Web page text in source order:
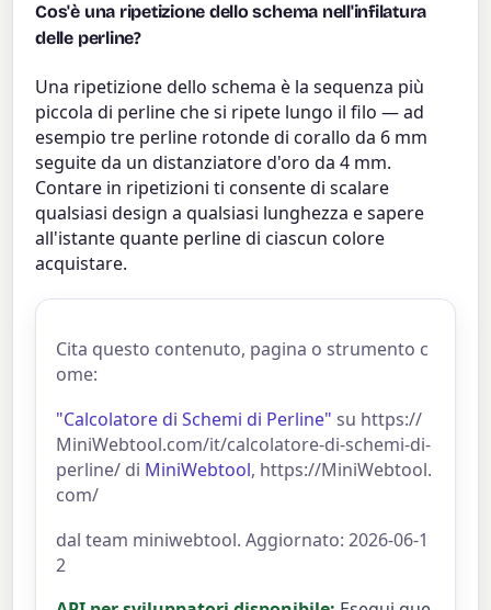
Cos'è una ripetizione dello schema nell'infilatura
delle perline?
Una ripetizione dello schema è la sequenza più
piccola di perline che si ripete lungo il filo — ad
esempio tre perline rotonde di corallo da 6 mm
seguite da un distanziatore d'oro da 4 mm.
Contare in ripetizioni ti consente di scalare
qualsiasi design a qualsiasi lunghezza e sapere
all'istante quante perline di ciascun colore
acquistare.
Cita questo contenuto, pagina o strumento c
ome:
"Calcolatore di Schemi di Perline" su https://
MiniWebtool.com/it/calcolatore-di-schemi-di-
perline/ di MiniWebtool, https://MiniWebtool.
com/
dal team miniwebtool. Aggiornato: 2026-06-1
2